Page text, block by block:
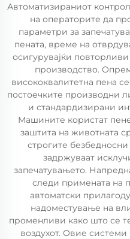
Автоматизираниот
на операторите да
параметри за
пената, време на
осигурувајќи
производство.
висококвалитетна пена
постоечките производни
и стандардизирани
Машините користат
заштита на животната
строгите
задржуваат
запечатувањето.
следи примената на
автоматски
надоместување на
променливи како што се
воздухот. Овие